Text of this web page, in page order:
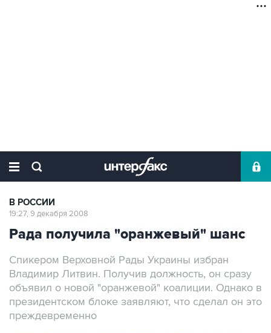
В РОССИИ
19:27, 9 декабря 2008
Рада получила "оранжевый" шанс
Спикером Верховной Рады Украины избран
Владимир Литвин. Получив должность, он сразу
объявил о новой "оранжевой" коалиции. Однако в
президентском блоке заявляют, что сделал он это
преждевременно